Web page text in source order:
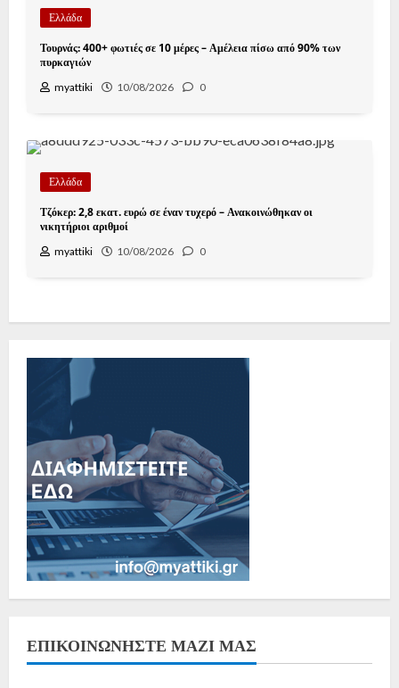
Ελλάδα
Τουρνάς: 400+ φωτιές σε 10 μέρες – Αμέλεια πίσω από 90% των
πυρκαγιών
myattiki 10/08/2026 0
Ελλάδα
Τζόκερ: 2,8 εκατ. ευρώ σε έναν τυχερό – Ανακοινώθηκαν οι
νικητήριοι αριθμοί
myattiki 10/08/2026 0
ΕΠΙΚΟΙΝΩΝΗΣΤΕ ΜΑΖΙ ΜΑΣ